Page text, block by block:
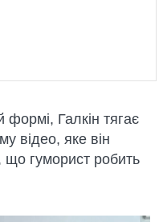
Галкін тягає
відео, яке він
що гуморист робить